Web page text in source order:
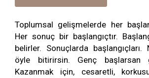
Toplumsal gelişmelerde her
Her sonuç bir başlangıçtır.
belirler. Sonuçlarda başlangıçları.
öyle bitirirsin. Genç başlarsan
Kazanmak için, cesaretli,